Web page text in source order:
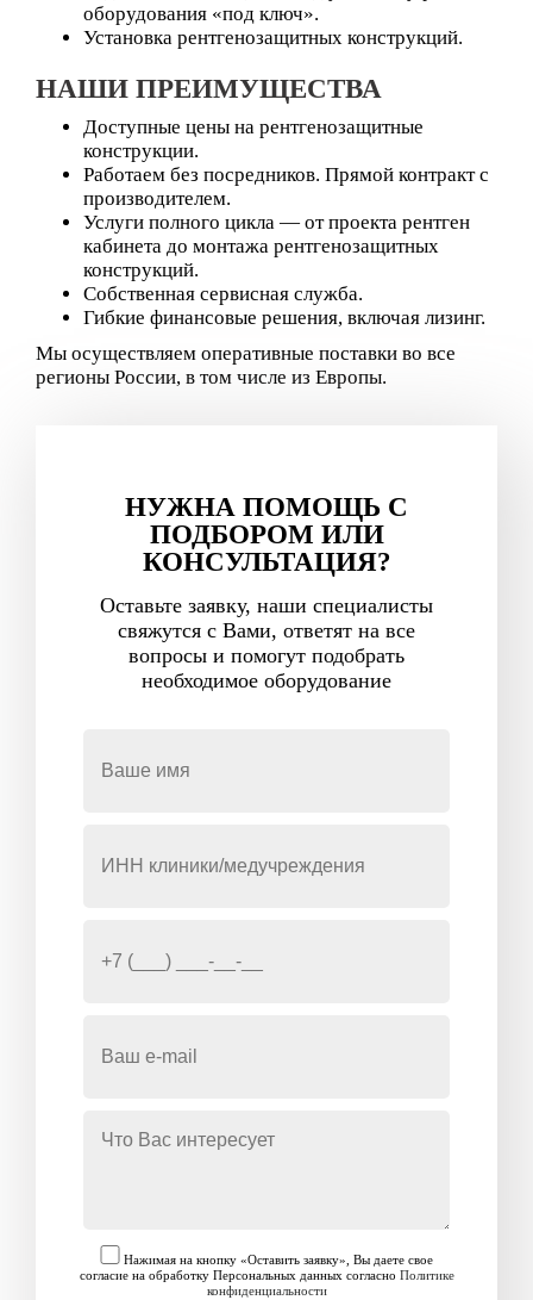
оборудования «под ключ».
Установка рентгенозащитных конструкций.
НАШИ ПРЕИМУЩЕСТВА
Доступные цены на рентгенозащитные
конструкции.
Работаем без посредников. Прямой контракт с
производителем.
Услуги полного цикла — от проекта рентген
кабинета до монтажа рентгенозащитных
конструкций.
Собственная сервисная служба.
Гибкие финансовые решения, включая лизинг.
Мы осуществляем оперативные поставки во все
регионы России, в том числе из Европы.
НУЖНА ПОМОЩЬ С
ПОДБОРОМ ИЛИ
КОНСУЛЬТАЦИЯ?
Оставьте заявку, наши специалисты
свяжутся с Вами, ответят на все
вопросы и помогут подобрать
необходимое оборудование
Нажимая на кнопку «Оставить заявку», Вы даете свое
согласие на обработку Персональных данных согласно Политике
конфиденциальности